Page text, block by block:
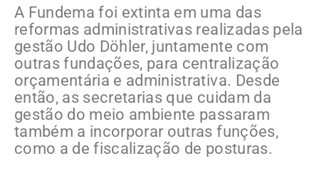
A Fundema foi extinta em uma das
reformas administrativas realizadas pela
gestão Udo Döhler, juntamente com
outras fundações, para centralização
orçamentária e administrativa. Desde
então, as secretarias que cuidam da
gestão do meio ambiente passaram
também a incorporar outras funções,
como a de fiscalização de posturas.